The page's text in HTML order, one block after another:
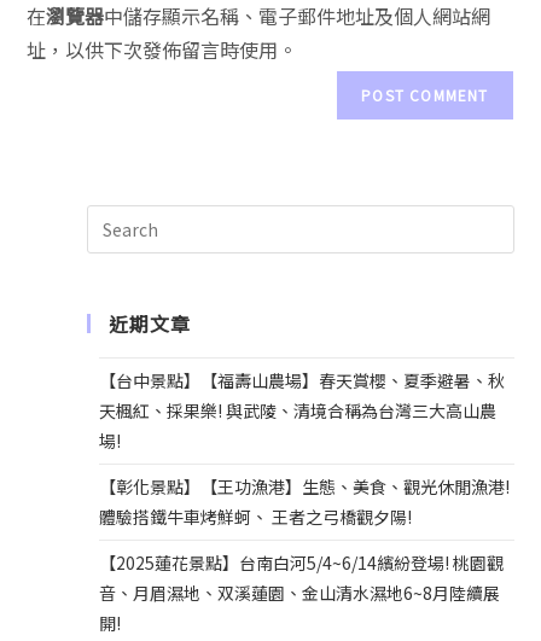
在瀏覽器中儲存顯示名稱、電子郵件地址及個人網站網
址，以供下次發佈留言時使用。
i
近期文章
【台中景點】【福壽山農場】春天賞櫻、夏季避暑、秋
天楓紅、採果樂! 與武陵、清境合稱為台灣三大高山農
場!
【彰化景點】【王功漁港】生態、美食、觀光休閒漁港!
體驗搭鐵牛車烤鮮蚵、 王者之弓橋觀夕陽!
【2025蓮花景點】台南白河5/4~6/14繽紛登場! 桃園觀
音、月眉濕地、双溪蓮園、金山清水濕地6~8月陸續展
開!